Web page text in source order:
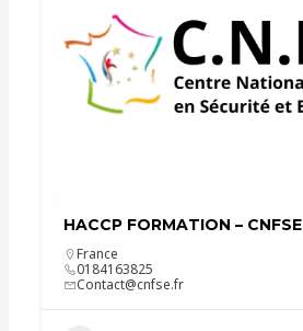
HACCP FORMATION – CNFSE
France
0184163825
Contact@cnfse.fr